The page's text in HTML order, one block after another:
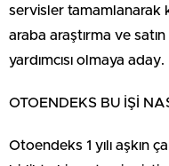
servisler tamamlanarak
araba araştırma ve
yardımcısı olmaya aday.
OTOENDEKS BU İŞİ
Otoendeks 1 yılı aşkın